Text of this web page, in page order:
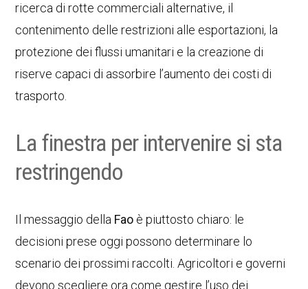
ricerca di rotte commerciali alternative, il
contenimento delle restrizioni alle esportazioni, la
protezione dei flussi umanitari e la creazione di
riserve capaci di assorbire l’aumento dei costi di
trasporto.
La finestra per intervenire si sta
restringendo
Il messaggio della Fao è piuttosto chiaro: le
decisioni prese oggi possono determinare lo
scenario dei prossimi raccolti. Agricoltori e governi
devono scegliere ora come gestire l’uso dei